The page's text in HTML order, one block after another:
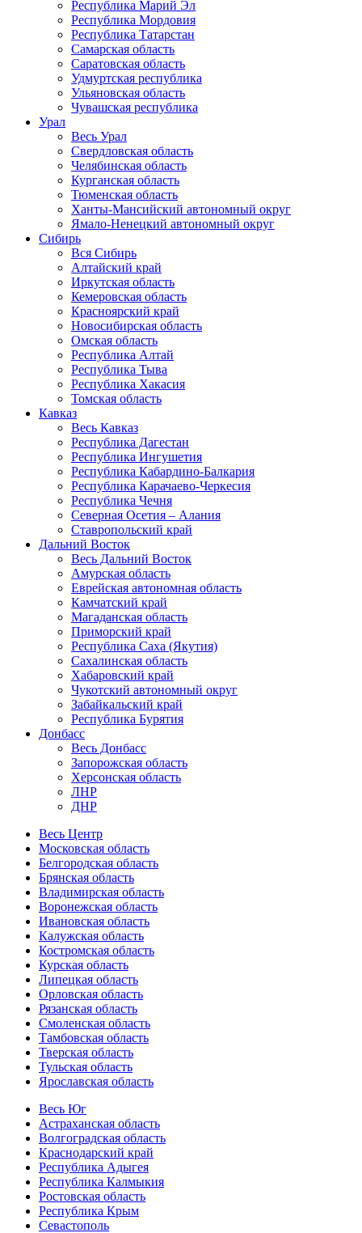
Республика Марий Эл
Республика Мордовия
Республика Татарстан
Самарская область
Саратовская область
Удмуртская республика
Ульяновская область
Чувашская республика
Урал
Весь Урал
Свердловская область
Челябинская область
Курганская область
Тюменская область
Ханты-Мансийский автономный округ
Ямало-Ненецкий автономный округ
Сибирь
Вся Сибирь
Алтайский край
Иркутская область
Кемеровская область
Красноярский край
Новосибирская область
Омская область
Республика Алтай
Республика Тыва
Республика Хакасия
Томская область
Кавказ
Весь Кавказ
Республика Дагестан
Республика Ингушетия
Республика Кабардино-Балкария
Республика Карачаево-Черкесия
Республика Чечня
Северная Осетия – Алания
Ставропольский край
Дальний Восток
Весь Дальний Восток
Амурская область
Еврейская автономная область
Камчатский край
Магаданская область
Приморский край
Республика Саха (Якутия)
Сахалинская область
Хабаровский край
Чукотский автономный округ
Забайкальский край
Республика Бурятия
Донбасс
Весь Донбасс
Запорожская область
Херсонская область
ЛНР
ДНР
Весь Центр
Московская область
Белгородская область
Брянская область
Владимирская область
Воронежская область
Ивановская область
Калужская область
Костромская область
Курская область
Липецкая область
Орловская область
Рязанская область
Смоленская область
Тамбовская область
Тверская область
Тульская область
Ярославская область
Весь Юг
Астраханская область
Волгоградская область
Краснодарский край
Республика Адыгея
Республика Калмыкия
Ростовская область
Республика Крым
Севастополь